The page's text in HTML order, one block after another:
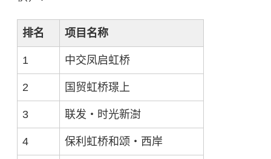
排名 项目名称
1 中交凤启虹桥
2 国贸虹桥璟上
3 联发・时光新澍
4 保利虹桥和颂・西岸